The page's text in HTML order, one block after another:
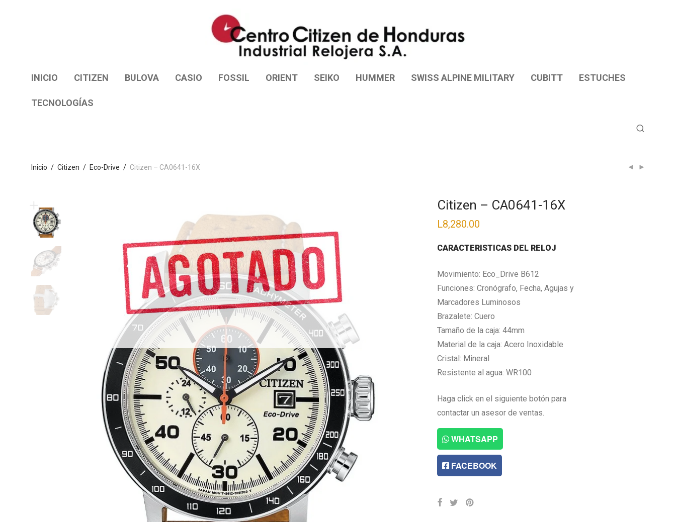
INICIO CITIZEN BULOVA CASIO FOSSIL ORIENT SEIKO HUMMER SWISS ALPINE MILITARY CUBITT ESTUCHES
TECNOLOGÍAS
Inicio / Citizen / Eco-Drive / Citizen – CA0641-16X
Citizen – CA0641-16X
L8,280.00
CARACTERISTICAS DEL RELOJ
Movimiento: Eco_Drive B612
Funciones: Cronógrafo, Fecha, Agujas y
Marcadores Luminosos
Brazalete: Cuero
Tamaño de la caja: 44mm
Material de la caja: Acero Inoxidable
Cristal: Mineral
Resistente al agua: WR100
Haga click en el siguiente botón para
contactar un asesor de ventas.
WHATSAPP
FACEBOOK